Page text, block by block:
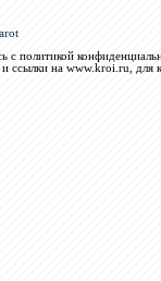
политикой
ссылки на www.kroi.ru, для